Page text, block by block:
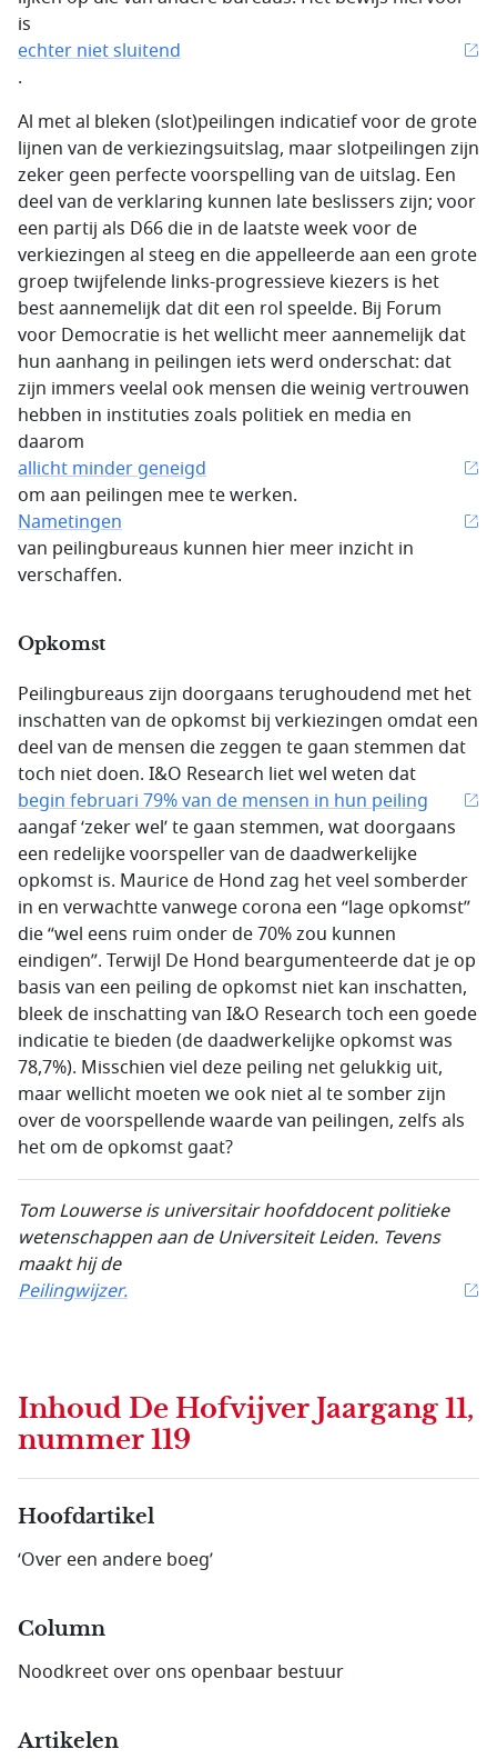
is
echter niet sluitend
.
Al met al bleken (slot)peilingen indicatief voor de grote
lijnen van de verkiezingsuitslag, maar slotpeilingen zijn
zeker geen perfecte voorspelling van de uitslag. Een
deel van de verklaring kunnen late beslissers zijn; voor
een partij als D66 die in de laatste week voor de
verkiezingen al steeg en die appelleerde aan een grote
groep twijfelende links-progressieve kiezers is het
best aannemelijk dat dit een rol speelde. Bij Forum
voor Democratie is het wellicht meer aannemelijk dat
hun aanhang in peilingen iets werd onderschat: dat
zijn immers veelal ook mensen die weinig vertrouwen
hebben in instituties zoals politiek en media en
daarom
allicht minder geneigd
om aan peilingen mee te werken.
Nametingen
van peilingbureaus kunnen hier meer inzicht in
verschaffen.
Opkomst
Peilingbureaus zijn doorgaans terughoudend met het
inschatten van de opkomst bij verkiezingen omdat een
deel van de mensen die zeggen te gaan stemmen dat
toch niet doen. I&O Research liet wel weten dat
begin februari 79% van de mensen in hun peiling
aangaf ‘zeker wel’ te gaan stemmen, wat doorgaans
een redelijke voorspeller van de daadwerkelijke
opkomst is. Maurice de Hond zag het veel somberder
in en verwachtte vanwege corona een “lage opkomst”
die “wel eens ruim onder de 70% zou kunnen
eindigen”. Terwijl De Hond beargumenteerde dat je op
basis van een peiling de opkomst niet kan inschatten,
bleek de inschatting van I&O Research toch een goede
indicatie te bieden (de daadwerkelijke opkomst was
78,7%). Misschien viel deze peiling net gelukkig uit,
maar wellicht moeten we ook niet al te somber zijn
over de voorspellende waarde van peilingen, zelfs als
het om de opkomst gaat?
Tom Louwerse is universitair hoofddocent politieke
wetenschappen aan de Universiteit Leiden. Tevens
maakt hij de
Peilingwijzer.
Inhoud De Hofvijver Jaargang 11,
nummer 119
Hoofdartikel
‘Over een andere boeg’
Column
Noodkreet over ons openbaar bestuur
Artikelen